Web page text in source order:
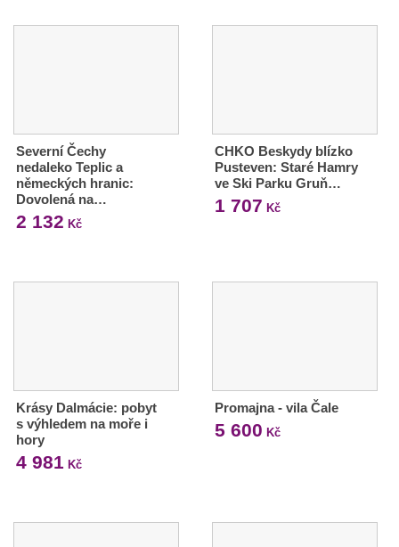
Severní Čechy
nedaleko Teplic a
německých hranic:
Dovolená na…
2 132 Kč
CHKO Beskydy blízko
Pusteven: Staré Hamry
ve Ski Parku Gruň…
1 707 Kč
Krásy Dalmácie: pobyt
s výhledem na moře i
hory
4 981 Kč
Promajna - vila Čale
5 600 Kč